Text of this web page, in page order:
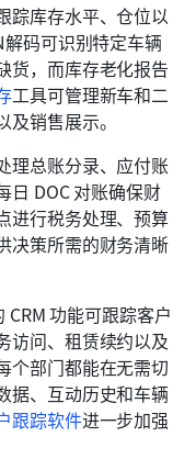
踪库存水平、仓位以
码可识别特定车辆
货，而库存老化报告
工具可管理新车和二
销售展示。
理总账分录、应付账
日 DOC 对账确保财
进行税务处理、预算
决策所需的财务清晰
CRM 功能可跟踪客户
访问、租赁续约以及
个部门都能在无需切
据、互动历史和车辆
跟踪软件进一步加强